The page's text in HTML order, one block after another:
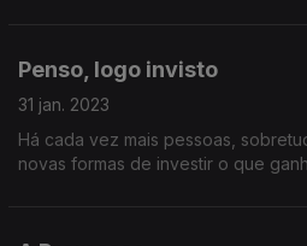
Penso, logo invisto
31 jan. 2023
Há cada vez mais pessoas,
novas formas de investir o que